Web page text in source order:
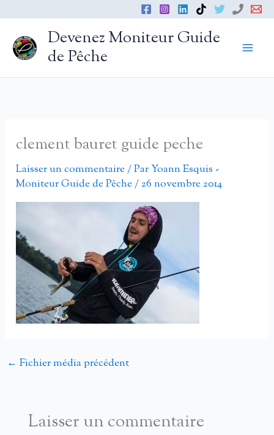
contenu
Devenez Moniteur Guide
de Pêche
clement bauret guide peche
Laisser un commentaire/ ParYoann Esquis -
Moniteur Guide de Pêche/26 novembre 2014
← Fichier média précédent
Laisser un commentaire